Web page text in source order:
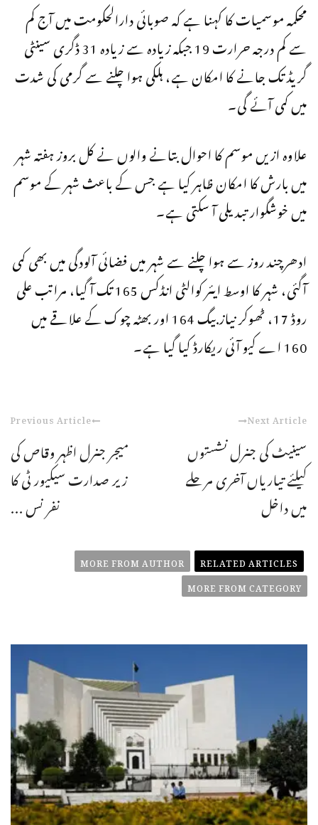
محکمہ موسمیات کا کہنا ہے کہ صوبائی دارالحکومت میں آج کم
سے کم درجہ حرارت 19 جبکہ زیادہ سے زیادہ 31 ڈگری سینٹی
گریڈ تک جانے کا امکان ہے، ہلکی ہوا چلنے سے گرمی کی شدت
میں کمی آئے گی۔
علاوہ ازیں موسم کا احوال بتانے والوں نے کل بروز ہفتہ شہر
میں بارش کا امکان ظاہر کیا ہے جس کے باعث شہر کے موسم
میں خوشگوار تبدیلی آ سکتی ہے۔
ادھرچند روز سے ہوا چلنے سے شہر میں فضائی آلودگی میں بھی کمی
آگئی، شہر کا اوسط ایئر کوالٹی انڈکس 165 تک آ گیا، مراتب علی
روڈ 17، ٹھوکر نیاز بیگ 164 اور بھٹہ چوک کے علاقے میں
160 اے کیو آئی ریکارڈ کیا گیا ہے۔
Previous Article
میجر جنرل اظہر وقاص کی
زیر صدارت سیکیور ٹی کا
نفر نس ...
Next Article
سینیٹ کی جنرل نشستوں
کیلئے تیاریاں آخری مرحلے
میں داخل
RELATED ARTICLES
MORE FROM AUTHOR
MORE FROM CATEGORY